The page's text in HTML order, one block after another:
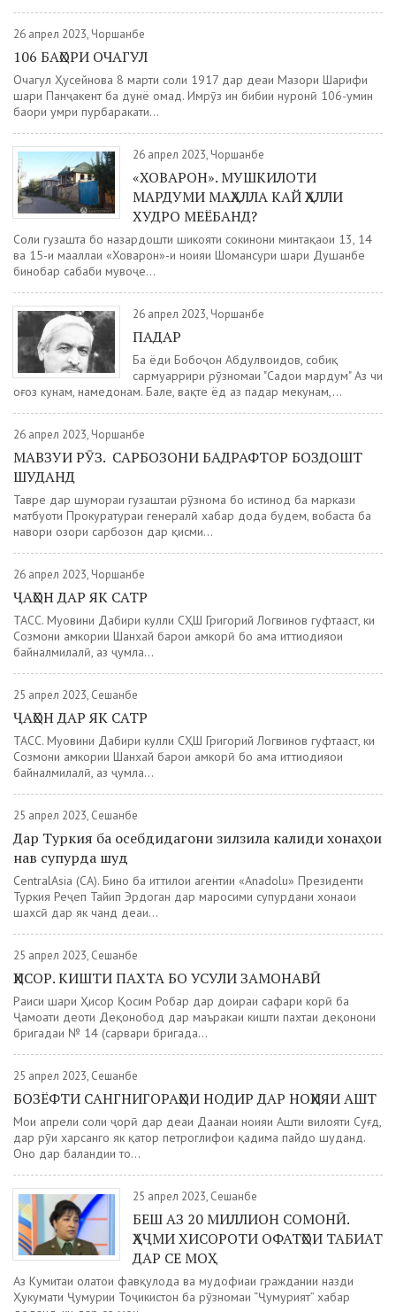
26 апрел 2023, Чоршанбе
106 БАҲОРИ ОЧАГУЛ
Очагул Ҳусейнова 8 марти соли 1917 дар деҳаи Мазори Шарифи
шаҳри Панҷакент ба дунё омад. Имрӯз ин бибии нуронӣ 106-умин
баҳори умри пурбаракати...
26 апрел 2023, Чоршанбе
«ХОВАРОН». МУШКИЛОТИ
МАРДУМИ МАҲАЛЛА КАЙ ҲАЛЛИ
ХУДРО МЕЁБАНД?
Соли гузашта бо назардошти шикояти сокинони минтақаҳои 13, 14
ва 15-и маҳаллаи «Ховарон»-и ноҳияи Шоҳмансури шаҳри Душанбе
бинобар сабаби мувоҷеҳ...
26 апрел 2023, Чоршанбе
ПАДАР
Ба ёди Бобоҷон Абдулвоҳидов, собиқ
сармуҳаррири рӯзномаи "Садои мардум" Аз чи
оғоз кунам, намедонам. Бале, вақте ёд аз падар мекунам,...
26 апрел 2023, Чоршанбе
МАВЗУИ РӮЗ. САРБОЗОНИ БАДРАФТОР БОЗДОШТ
ШУДАНД
Тавре дар шумораи гузаштаи рӯзнома бо истинод ба маркази
матбуоти Прокуратураи генералӣ хабар дода будем, вобаста ба
навори озори сарбозон дар қисми...
26 апрел 2023, Чоршанбе
ҶАҲОН ДАР ЯК САТР
ТАСС. Муовини Дабири кулли СҲШ Григорий Логвинов гуфтааст, ки
Созмони ҳамкории Шанхай барои ҳамкорӣ бо ҳама иттиҳодияҳои
байналмилалӣ, аз ҷумла...
25 апрел 2023, Сешанбе
ҶАҲОН ДАР ЯК САТР
ТАСС. Муовини Дабири кулли СҲШ Григорий Логвинов гуфтааст, ки
Созмони ҳамкории Шанхай барои ҳамкорӣ бо ҳама иттиҳодияҳои
байналмилалӣ, аз ҷумла...
25 апрел 2023, Сешанбе
Дар Туркия ба осебдидагони зилзила калиди хонаҳои
нав супурда шуд
CentralAsia (CA). Бино ба иттилои агентии «Anadolu» Президенти
Туркия Реҷеп Тайип Эрдоган дар маросими супурдани хонаҳои
шахсӣ дар як чанд деҳаи...
25 апрел 2023, Сешанбе
ҲИСОР. КИШТИ ПАХТА БО УСУЛИ ЗАМОНАВӢ
Раиси шаҳри Ҳисор Қосим Роҳбар дар доираи сафари корӣ ба
Ҷамоати деҳоти Деҳқонобод дар маъракаи кишти пахтаи деҳқонони
бригадаи № 14 (сарвари бригада...
25 апрел 2023, Сешанбе
БОЗЁФТИ САНГНИГОРАҲОИ НОДИР ДАР НОҲИЯИ АШТ
Моҳи апрели соли ҷорӣ дар деҳаи Даҳанаи ноҳияи Ашти вилояти Суғд,
дар рӯи харсангҳо як қатор петроглифҳои қадима пайдо шуданд.
Онҳо дар баландии то...
25 апрел 2023, Сешанбе
БЕШ АЗ 20 МИЛЛИОН СОМОНӢ.
ҲАҶМИ ХИСОРОТИ ОФАТҲОИ ТАБИАТ
ДАР СЕ МОҲ
Аз Кумитаи ҳолатҳои фавқулода ва мудофиаи граждании назди
Ҳукумати Ҷумҳурии Тоҷикистон ба рӯзномаи “Ҷумҳурият” хабар